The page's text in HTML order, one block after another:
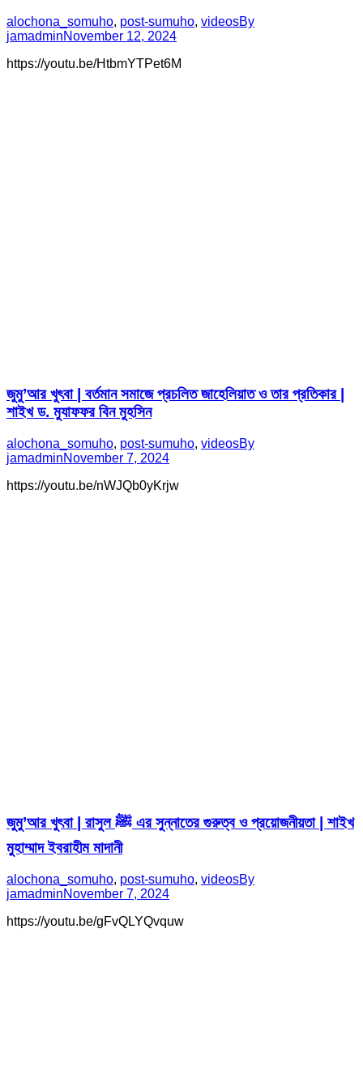
alochona_somuho, post-sumuho, videosBy
jamadminNovember 12, 2024
https://youtu.be/HtbmYTPet6M
জুমু’আর খুৎবা | বর্তমান সমাজে প্রচলিত জাহেলিয়াত ও তার প্রতিকার |
শাইখ ড. মুযাফফর বিন মুহসিন
alochona_somuho, post-sumuho, videosBy
jamadminNovember 7, 2024
https://youtu.be/nWJQb0yKrjw
জুমু’আর খুৎবা | রাসুল ﷺ এর সুন্নাতের গুরুত্ব ও প্রয়োজনীয়তা | শাইখ
মুহাম্মাদ ইবরাহীম মাদানী
alochona_somuho, post-sumuho, videosBy
jamadminNovember 7, 2024
https://youtu.be/gFvQLYQvquw